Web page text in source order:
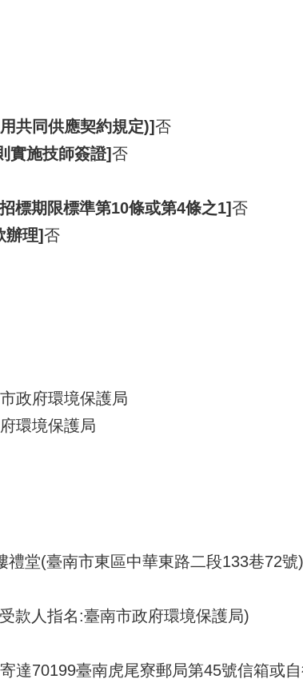
共同供應契約規定)]否
實施技師簽證]否
標期限標準第10條或第4條之1]否
辦理]否
政府環境保護局
環境保護局
禮堂(臺南市東區中華東路二段133巷72號)
款人指名:臺南市政府環境保護局)
達70199臺南虎尾寮郵局第45號信箱或